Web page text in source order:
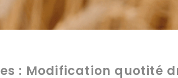
: Modification quotité